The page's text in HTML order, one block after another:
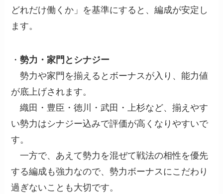
どれだけ働くか」を基準にすると、編成が安定し
ます。
・勢力・家門とシナジー
勢力や家門を揃えるとボーナスが入り、能力値
が底上げされます。
織田・豊臣・徳川・武田・上杉など、揃えやす
い勢力はシナジー込みで評価が高くなりやすいで
す。
一方で、あえて勢力を混ぜて戦法の相性を優先
する編成も強力なので、勢力ボーナスにこだわり
過ぎないことも大切です。